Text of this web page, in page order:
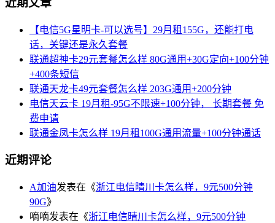
近期文章
【电信5G星明卡-可以选号】29月租155G，还能打电
话，关键还是永久套餐
联通超神卡29元套餐怎么样 80G通用+30G定向+100分钟
+400条短信
联通天龙卡49元套餐怎么样 203G通用+200分钟
电信天云卡 19月租-95G不限速+100分钟， 长期套餐 免
费申请
联通金凤卡怎么样 19月租100G通用流量+100分钟通话
近期评论
A加油发表在《浙江电信晴川卡怎么样，9元500分钟
90G》
嘀嘀发表在《浙江电信晴川卡怎么样，9元500分钟